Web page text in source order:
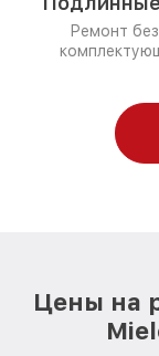
Ремонт
Цены на